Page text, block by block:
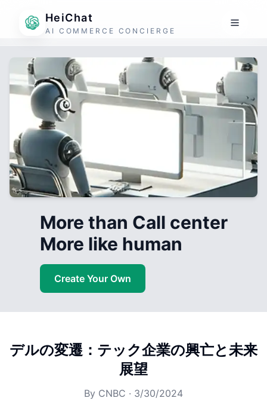
HeiChat
AI COMMERCE CONCIERGE
More than Call center
More like human
Create Your Own
デルの変遷：テック企業の興亡と未来
展望
By CNBC · 3/30/2024